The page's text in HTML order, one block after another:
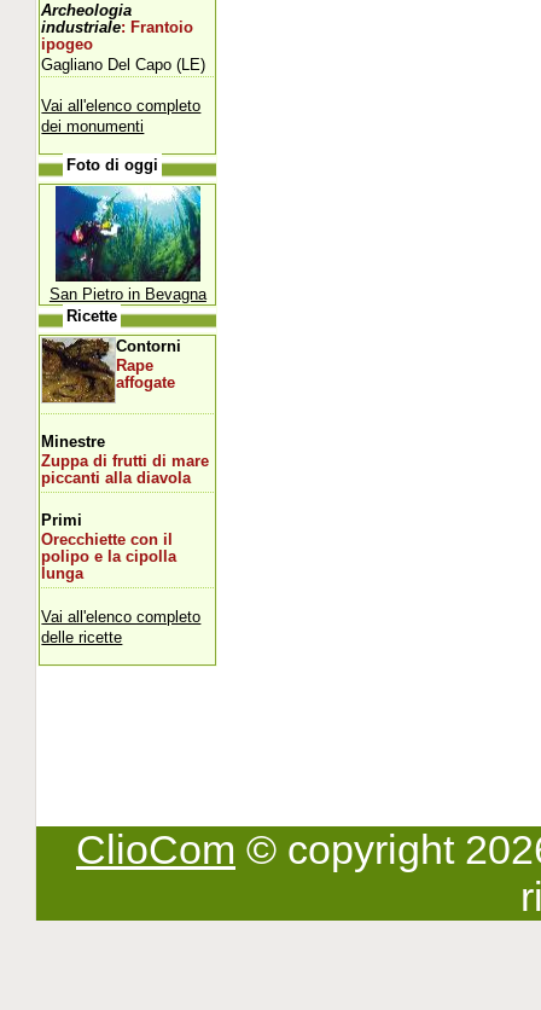
Archeologia
industriale: Frantoio
ipogeo
Gagliano Del Capo (LE)
Vai all'elenco completo
dei monumenti
Foto di oggi
San Pietro in Bevagna
Ricette
Contorni
Rape
affogate
Minestre
Zuppa di frutti di mare
piccanti alla diavola
Primi
Orecchiette con il
polipo e la cipolla
lunga
Vai all'elenco completo
delle ricette
ClioCom © copyright